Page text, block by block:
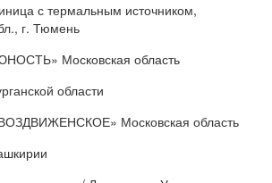
с термальным источником,
г. Тюмень
Московская область
области
Московская область